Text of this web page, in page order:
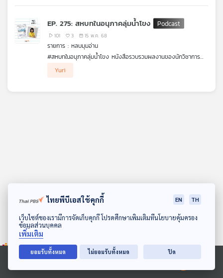
เพล
สต์
และ
เกี่ยว
ดาวน์โหลด Thai PBS Podcast Application
Ⓒ 2020 องค์การกระจายเสียงและแพร่ภาพสาธารณะแห่งประเทศไทย
EP. 275: สหบทในอนุภาคลุ่มน้ำโขง
101 3 15 พ.ค. 68
รายการ : หลบมุมอ่าน
#สหบทในอนุภาคลุ่มน้ำโขง หนังสือรวบรวมผลงานของนักวิชาการ
และข้อเสนอแนะใหม่ ๆ ของงานวิจัยในอนุภาคลุ่มน้ำโขง ผ่านมุมมอง
วัฒนธรรมศึกษาและเอเชียตะวันออกเฉียงใต้ศึกษาในบริบทสังคมโลก
อาเซียนศึกษา มหาวิทยาลัยขอนแก่น มาร่วมพูดคุยถึงที่มาของการ
บทความ อาทิ บทบาทของญี่ปุ่นในอนุภาคลุ่มน้ำโขงทั้งเมื่อก่อนและ
Yuri
ไทยพีบีเอสใช้คุกกี้ EN TH
เว็บไซต์ของเรามีการจัดเก็บคุกกี้ โปรดศึกษาเพิ่มเติมที่นโยบายคุ้มครอง
ข้อมูลส่วนบุคคล
เพิ่มเติม
ยอมรับทั้งหมด ไม่ยอมรับทั้งหมด ปิด